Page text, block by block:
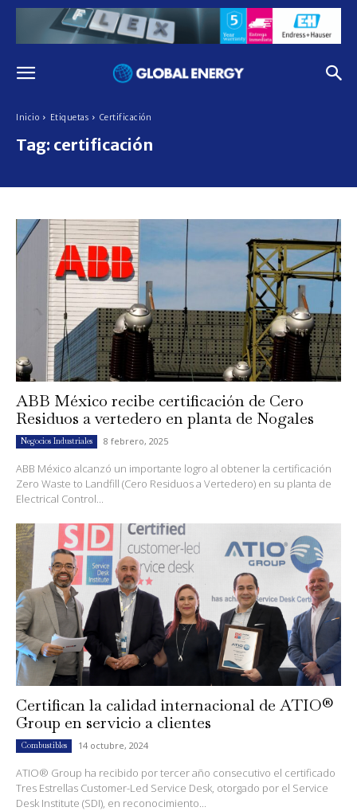
Inicio Etiquetas Certificación
Tag: certificación
ABB México recibe certificación de Cero
Residuos a vertedero en planta de Nogales
Negocios Industriales 8 febrero, 2025
ABB México alcanzó un importante logro al obtener la certificación
Zero Waste to Landfill (Cero Residuos a Vertedero) en su planta de
Electrical Control...
Certifican la calidad internacional de ATIO®
Group en servicio a clientes
Combustibles 14 octubre, 2024
ATIO® Group ha recibido por tercer año consecutivo el certificado
Tres Estrellas Customer-Led Service Desk, otorgado por el Service
Desk Institute (SDI), en reconocimiento...